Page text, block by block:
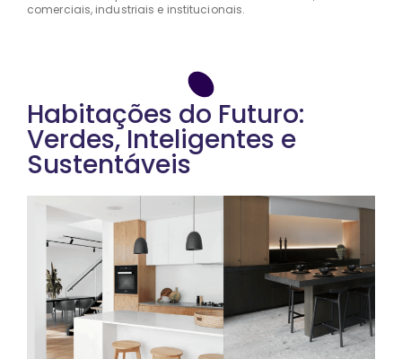
comerciais, industriais e institucionais.
Habitações do Futuro:
Verdes, Inteligentes e
Sustentáveis